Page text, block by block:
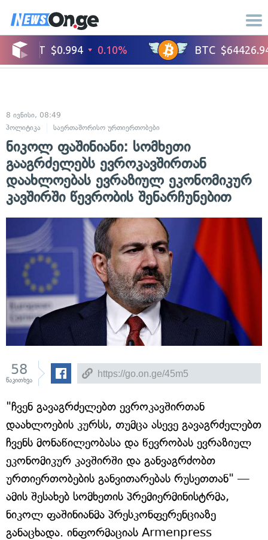
8 ივნისი, 08:49
პოლიტიკა
საერთაშორისო ურთიერთობები
ნიკოლ ფაშინიანი: სომხეთი
გააგრძელებს ევროკავშირთან
დაახლოებას ევრაზიულ ეკონომიკურ
კავშირში წევრობის შენარჩუნებით
58
წაკითხვა
"ჩვენ გავაგრძელებთ ევროკავშირთან
დაახლოების კურსს, თუმცა ასევე გავაგრძელებთ
ჩვენს მონაწილეობასა და წევრობას ევრაზიულ
ეკონომიკურ კავშირში და განვაგრძობთ
ურთიერთობების განვითარებას რუსეთთან" —
ამის შესახებ სომხეთის პრემიერმინისტრმა,
ნიკოლ ფაშინიანმა პრესკონფერენციაზე
განაცხადა. ინფორმაციას Armenpress